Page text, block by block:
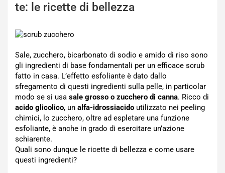
te: le ricette di bellezza
Sale, zucchero, bicarbonato di sodio e amido di riso sono
gli ingredienti di base fondamentali per un efficace scrub
fatto in casa. L’effetto esfoliante è dato dallo
sfregamento di questi ingredienti sulla pelle, in particolar
modo se si usa sale grosso o zucchero di canna. Ricco di
acido glicolico, un alfa-idrossiacido utilizzato nei peeling
chimici, lo zucchero, oltre ad espletare una funzione
esfoliante, è anche in grado di esercitare un’azione
schiarente.
Quali sono dunque le ricette di bellezza e come usare
questi ingredienti?